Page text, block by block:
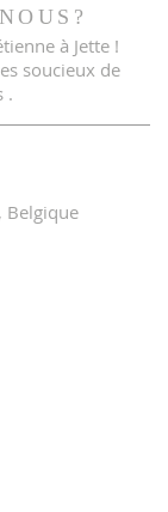
à Jette !
soucieux de
.
Belgique